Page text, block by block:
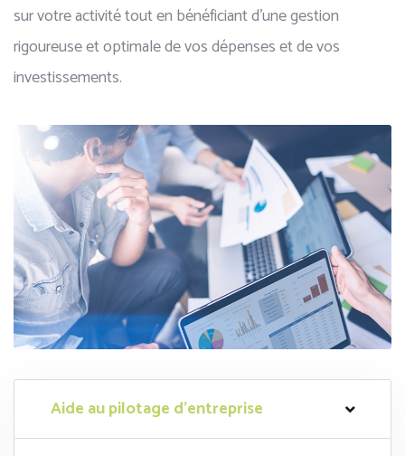
sur votre activité tout en bénéficiant d’une gestion
rigoureuse et optimale de vos dépenses et de vos
investissements.
Aide au pilotage d’entreprise